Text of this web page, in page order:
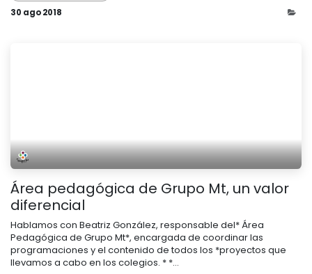
30 ago 2018
Área pedagógica de Grupo Mt, un valor
diferencial
Hablamos con Beatriz González, responsable del* Área
Pedagógica de Grupo Mt*, encargada de coordinar las
programaciones y el contenido de todos los *proyectos que
llevamos a cabo en los colegios. * *...